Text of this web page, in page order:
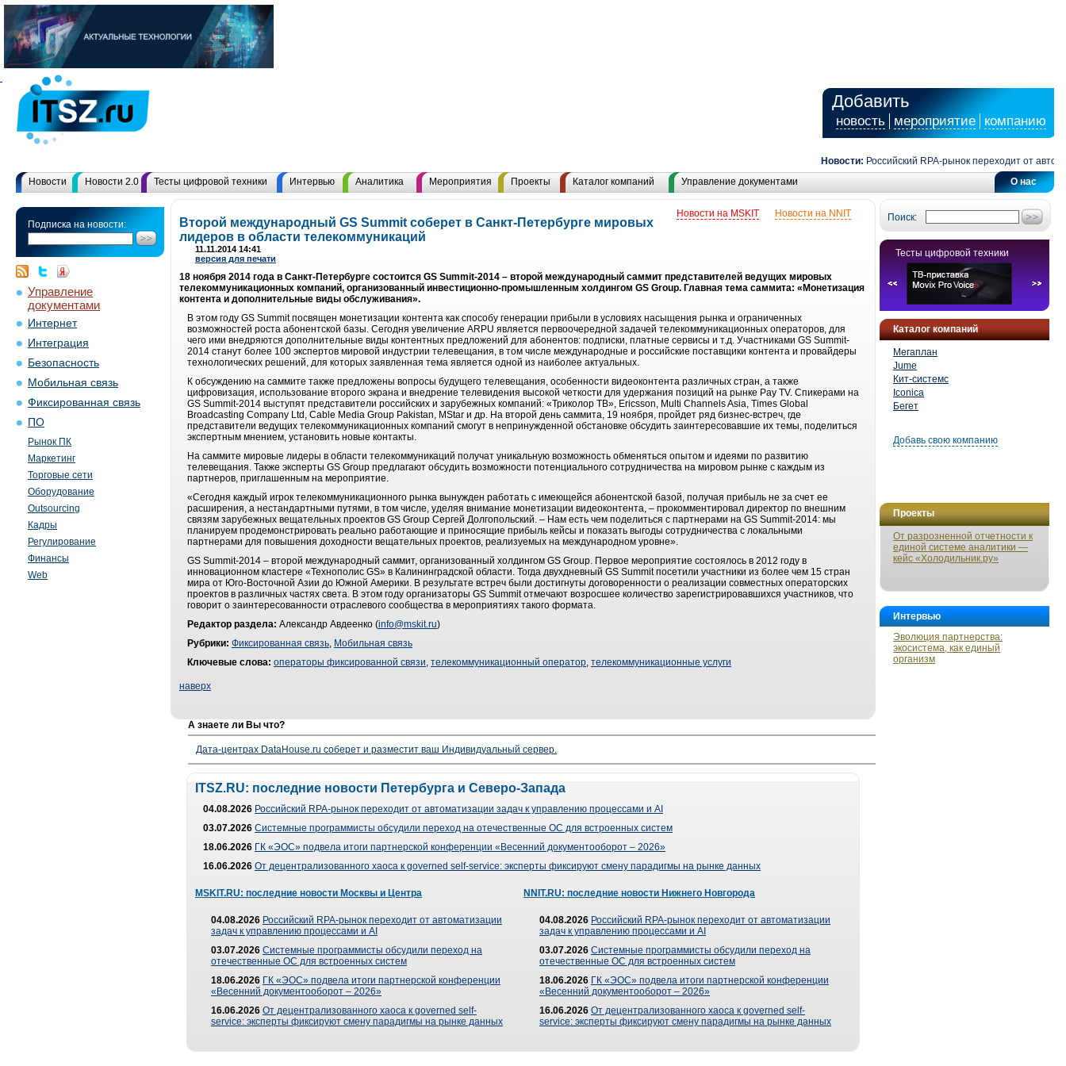
Добавить
новость мероприятие компанию
Новости: Российский RPA-рынок переходит от
О нас
Новости Новости 2.0 Тесты цифровой техники Интервью Аналитика Мероприятия Проекты Каталог компаний Управление документами
Подписка на новости:
Управление
документами
Интернет
Интеграция
Безопасность
Мобильная связь
Фиксированная связь
ПО
Рынок ПК
Маркетинг
Торговые сети
Оборудование
Outsourcing
Кадры
Регулирование
Финансы
Web
Поиск:
Тесты цифровой техники
Каталог компаний
Мегаплан
Jume
Кит-системс
Iconica
Бегет
Добавь свою компанию
Проекты
От разрозненной отчетности к
единой системе аналитики —
кейс «Холодильник.ру»
Интервью
Эволюция партнерства:
экосистема, как единый
организм
Новости на NNIT
Новости на MSKIT
Второй международный GS Summit соберет в Санкт-Петербурге мировых
лидеров в области телекоммуникаций
11.11.2014 14:41
версия для печати
18 ноября 2014 года в Санкт-Петербурге состоится GS Summit-2014 – второй международный саммит представителей ведущих мировых
телекоммуникационных компаний, организованный инвестиционно-промышленным холдингом GS Group. Главная тема саммита: «Монетизация
контента и дополнительные виды обслуживания».
В этом году GS Summit посвящен монетизации контента как способу генерации прибыли в условиях насыщения рынка и ограниченных
возможностей роста абонентской базы. Сегодня увеличение ARPU является первоочередной задачей телекоммуникационных операторов, для
чего ими внедряются дополнительные виды контентных предложений для абонентов: подписки, платные сервисы и т.д. Участниками GS Summit-
2014 станут более 100 экспертов мировой индустрии телевещания, в том числе международные и российские поставщики контента и провайдеры
технологических решений, для которых заявленная тема является одной из наиболее актуальных.
К обсуждению на саммите также предложены вопросы будущего телевещания, особенности видеоконтента различных стран, а также
цифровизация, использование второго экрана и внедрение телевидения высокой четкости для удержания позиций на рынке Pay TV. Спикерами на
GS Summit-2014 выступят представители российских и зарубежных компаний: «Триколор ТВ», Ericsson, Multi Channels Asia, Times Global
Broadcasting Company Ltd, Cable Media Group Pakistan, MStar и др. На второй день саммита, 19 ноября, пройдет ряд бизнес-встреч, где
представители ведущих телекоммуникационных компаний смогут в непринужденной обстановке обсудить заинтересовавшие их темы, поделиться
экспертным мнением, установить новые контакты.
На саммите мировые лидеры в области телекоммуникаций получат уникальную возможность обменяться опытом и идеями по развитию
телевещания. Также эксперты GS Group предлагают обсудить возможности потенциального сотрудничества на мировом рынке с каждым из
партнеров, приглашенным на мероприятие.
«Сегодня каждый игрок телекоммуникационного рынка вынужден работать с имеющейся абонентской базой, получая прибыль не за счет ее
расширения, а нестандартными путями, в том числе, уделяя внимание монетизации видеоконтента, – прокомментировал директор по внешним
связям зарубежных вещательных проектов GS Group Сергей Долгопольский. – Нам есть чем поделиться с партнерами на GS Summit-2014: мы
планируем продемонстрировать реально работающие и приносящие прибыль кейсы и показать выгоды сотрудничества с локальными
партнерами для повышения доходности вещательных проектов, реализуемых на международном уровне».
GS Summit-2014 – второй международный саммит, организованный холдингом GS Group. Первое мероприятие состоялось в 2012 году в
инновационном кластере «Технополис GS» в Калининградской области. Тогда двухдневный GS Summit посетили участники из более чем 15 стран
мира от Юго-Восточной Азии до Южной Америки. В результате встреч были достигнуты договоренности о реализации совместных операторских
проектов в различных частях света. В этом году организаторы GS Summit отмечают возросшее количество зарегистрировавшихся участников, что
говорит о заинтересованности отраслевого сообщества в мероприятиях такого формата.
Редактор раздела: Александр Авдеенко (info@mskit.ru)
Рубрики: Фиксированная связь, Мобильная связь
Ключевые слова: операторы фиксированной связи, телекоммуникационный оператор, телекоммуникационные услуги
наверх
А знаете ли Вы что?
Дата-центрах DataHouse.ru соберет и разместит ваш Индивидуальный сервер.
ITSZ.RU: последние новости Петербурга и Северо-Запада
04.08.2026 Российский RPA-рынок переходит от автоматизации задач к управлению процессами и AI
03.07.2026 Системные программисты обсудили переход на отечественные ОС для встроенных систем
18.06.2026 ГК «ЭОС» подвела итоги партнерской конференции «Весенний документооборот – 2026»
16.06.2026 От децентрализованного хаоса к governed self-service: эксперты фиксируют смену парадигмы на рынке данных
MSKIT.RU: последние новости Москвы и Центра
04.08.2026 Российский RPA-рынок переходит от автоматизации
задач к управлению процессами и AI
03.07.2026 Системные программисты обсудили переход на
отечественные ОС для встроенных систем
18.06.2026 ГК «ЭОС» подвела итоги партнерской конференции
«Весенний документооборот – 2026»
16.06.2026 От децентрализованного хаоса к governed self-
service: эксперты фиксируют смену парадигмы на рынке данных
NNIT.RU: последние новости Нижнего Новгорода
04.08.2026 Российский RPA-рынок переходит от автоматизации
задач к управлению процессами и AI
03.07.2026 Системные программисты обсудили переход на
отечественные ОС для встроенных систем
18.06.2026 ГК «ЭОС» подвела итоги партнерской конференции
«Весенний документооборот – 2026»
16.06.2026 От децентрализованного хаоса к governed self-
service: эксперты фиксируют смену парадигмы на рынке данных